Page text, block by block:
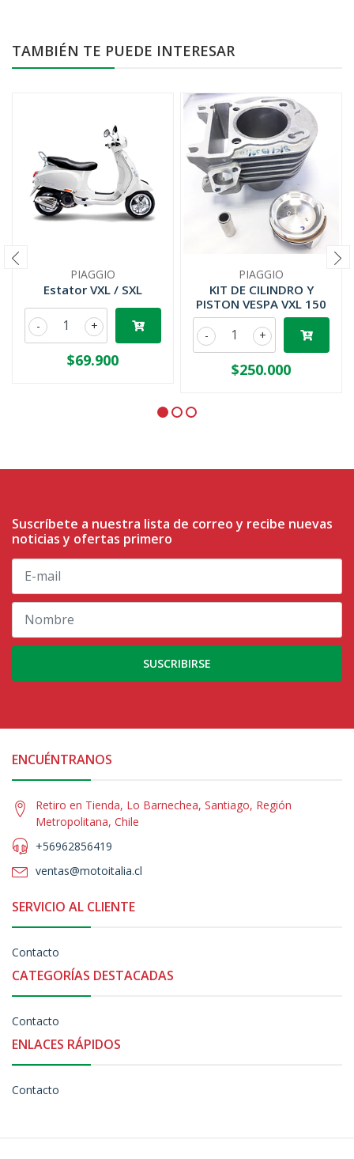
TAMBIÉN TE PUEDE INTERESAR
PIAGGIO
Estator VXL / SXL
+
-
$69.900
PIAGGIO
KIT DE CILINDRO Y
PISTON VESPA VXL 150
+
-
$250.000
Suscríbete a nuestra lista de correo y recibe nuevas
noticias y ofertas primero
SUSCRIBIRSE
ENCUÉNTRANOS
Retiro en Tienda, Lo Barnechea, Santiago, Región
Metropolitana, Chile
+56962856419
ventas@motoitalia.cl
SERVICIO AL CLIENTE
Contacto
CATEGORÍAS DESTACADAS
Contacto
ENLACES RÁPIDOS
Contacto